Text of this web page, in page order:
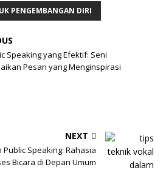
PENGEMBANGAN DIRI
Speaking yang Efektif: Seni
Pesan yang Menginspirasi
NEXT
Speaking: Rahasia
Bicara di Depan Umum